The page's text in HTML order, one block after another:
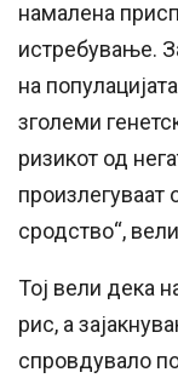
намалена
истребување.
на
зголеми
ризикот од
сродство“,
Тој вели дека
рис, а
спровдувало